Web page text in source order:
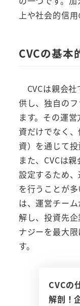
上や社会的信用
CVCの基本
CVCは親会社
供し、独自の
ます。その運
資だけでなく
資）を通じて投
また、CVCは
設定するため
を行うことが
は、運営チー
解し、投資先
ナジーを最大
す。
CVCの
解剖！